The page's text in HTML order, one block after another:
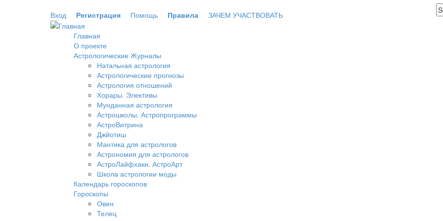
Вход
Регистрация Помощь Правила ЗАЧЕМ УЧАСТВОВАТЬ
Главная
О проекте
Астрологические Журналы
Натальная астрология
Астрологические прогнозы
Астрология отношений
Хорары. Элективы
Мунданная астрология
Астрошколы. Астропрограммы
АстроВитрина
Джйотиш
Мантика для астрологов
Астрономия для астрологов
АстроЛайфхаки. АстроАрт
Школа астрологии моды
Календарь гороскопов
Гороскопы
Овен
Телец